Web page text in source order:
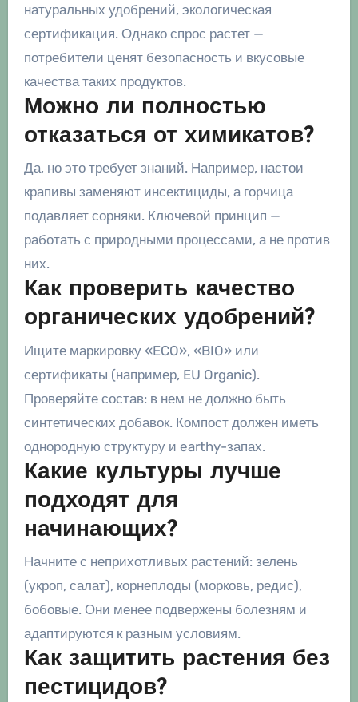
натуральных удобрений, экологическая
сертификация. Однако спрос растет —
потребители ценят безопасность и вкусовые
качества таких продуктов.
Можно ли полностью
отказаться от химикатов?
Да, но это требует знаний. Например, настои
крапивы заменяют инсектициды, а горчица
подавляет сорняки. Ключевой принцип —
работать с природными процессами, а не против
них.
Как проверить качество
органических удобрений?
Ищите маркировку «ECO», «BIO» или
сертификаты (например, EU Organic).
Проверяйте состав: в нем не должно быть
синтетических добавок. Компост должен иметь
однородную структуру и earthy-запах.
Какие культуры лучше
подходят для
начинающих?
Начните с неприхотливых растений: зелень
(укроп, салат), корнеплоды (морковь, редис),
бобовые. Они менее подвержены болезням и
адаптируются к разным условиям.
Как защитить растения без
пестицидов?